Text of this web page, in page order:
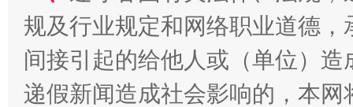
规及行业规定和网络职业道德
间接引起的给他人或（单位）
递假新闻造成社会影响的，本